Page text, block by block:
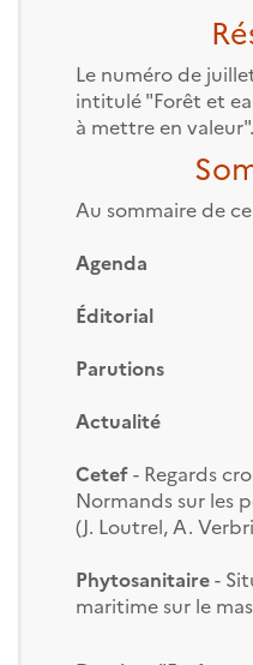
Le numéro de
intitulé "Forêt et
à mettre en valeur".
Au sommaire de
Agenda
Éditorial
Parutions
Actualité
Cetef- Regards
Normands sur les
(J. Loutrel, A.
Phytosanitaire-
maritime sur le